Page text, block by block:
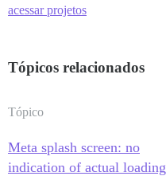
acessar projetos
Tópicos relacionados
Tópico
Meta splash screen: no
indication of actual loading